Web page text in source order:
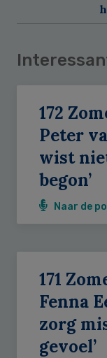
172
Peter
wist
begon’
Naar de
171
Fenna
zorg
gevoel’